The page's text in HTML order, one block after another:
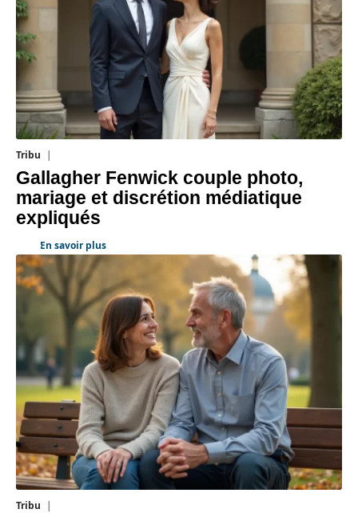
Tribu
Gallagher Fenwick couple photo,
mariage et discrétion médiatique
expliqués
En savoir plus
Tribu